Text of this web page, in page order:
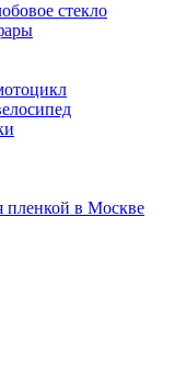
стекло
пленкой в Москве